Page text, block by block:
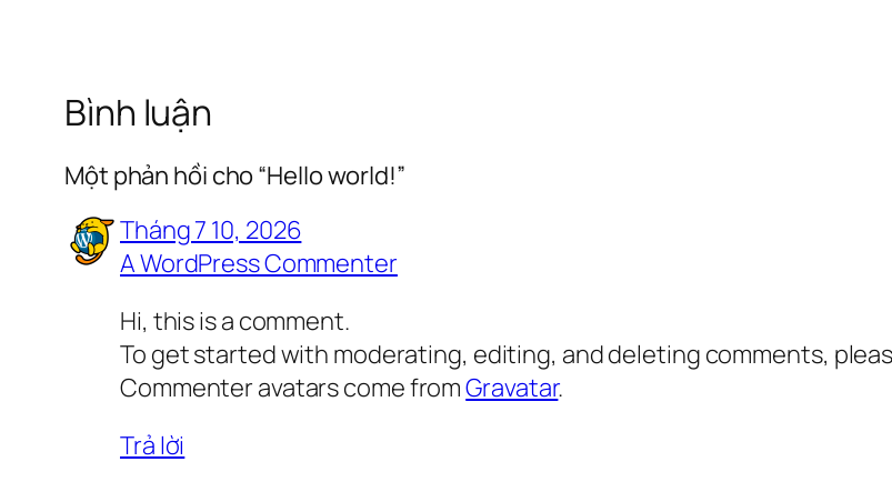
Bình luận
Một phản hồi cho “Hello world!”
Tháng 7 10, 2026
A WordPress Commenter
Hi, this is a comment.
To get started with moderating, editing, and deleting comments,
Commenter avatars come fromGravatar.
Trả lời